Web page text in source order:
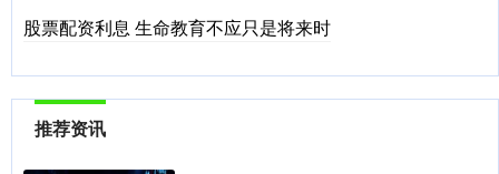
股票配资利息 生命教育不应只是将来时
推荐资讯